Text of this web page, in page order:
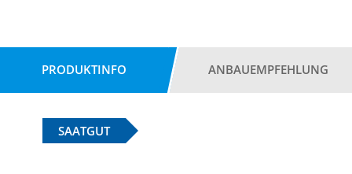
PRODUKTINFO ANBAUEMPFEHLUNG
SAATGUT